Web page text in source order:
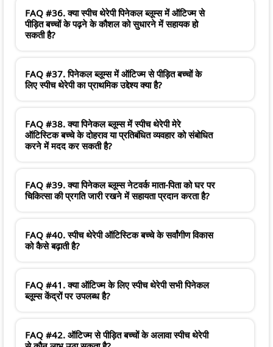
FAQ #36. क्या स्पीच थेरेपी पिनेकल ब्लूम्स में ऑटिज्म से
पीड़ित बच्चों के पढ़ने के कौशल को सुधारने में सहायक हो
सकती है?
FAQ #37. पिनेकल ब्लूम्स में ऑटिज्म से पीड़ित बच्चों के
लिए स्पीच थेरेपी का प्राथमिक उद्देश्य क्या है?
FAQ #38. क्या पिनेकल ब्लूम्स में स्पीच थेरेपी मेरे
ऑटिस्टिक बच्चे के दोहराव या प्रतिबंधित व्यवहार को संबोधित
करने में मदद कर सकती है?
FAQ #39. क्या पिनेकल ब्लूम्स नेटवर्क माता-पिता को घर पर
चिकित्सा की प्रगति जारी रखने में सहायता प्रदान करता है?
FAQ #40. स्पीच थेरेपी ऑटिस्टिक बच्चे के सर्वांगीण विकास
को कैसे बढ़ाती है?
FAQ #41. क्या ऑटिज्म के लिए स्पीच थेरेपी सभी पिनेकल
ब्लूम्स केंद्रों पर उपलब्ध है?
FAQ #42. ऑटिज्म से पीड़ित बच्चों के अलावा स्पीच थेरेपी